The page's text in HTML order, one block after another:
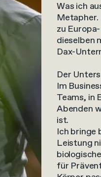
Was ich
Metapher.
zu
dieselben
Dax-
Der
Im
Teams, in
Abenden
ist.
Ich bringe
Leistung
für